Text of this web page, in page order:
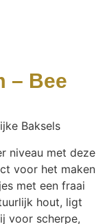
– Bee
Baksels
niveau met deze
voor het maken
met een fraai
hout, ligt
voor scherpe,